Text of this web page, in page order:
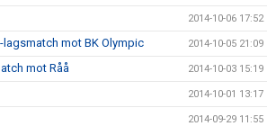
2014-10-06 17:52
mot BK Olympic 2014-10-05 21:09
mot Råå 2014-10-03 15:19
2014-10-01 13:17
2014-09-29 11:55